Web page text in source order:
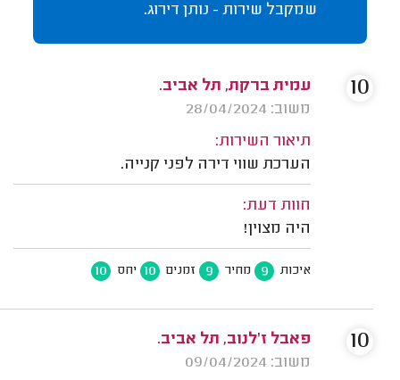
שמקבל שירות - נותן דירוג.
עמית ברקת, תל אביב.
משוב: 28/04/2024
תיאור השירות:
הערכת שווי דירה לפני קנייה.
חוות דעת:
היה מצוין!
איכות 9 מחיר 9 זמנים 10 יחס 10
10
פאבל ז'לנוב, תל אביב.
משוב: 09/04/2024
10